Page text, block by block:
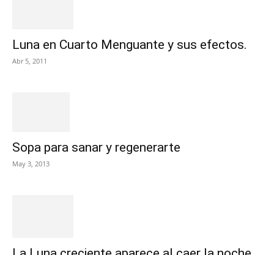
Luna en Cuarto Menguante y sus efectos.
Abr 5, 2011
Sopa para sanar y regenerarte
May 3, 2013